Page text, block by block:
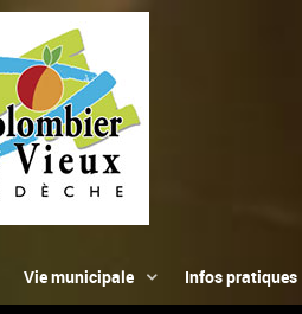
Vie municipale Infos pratiques